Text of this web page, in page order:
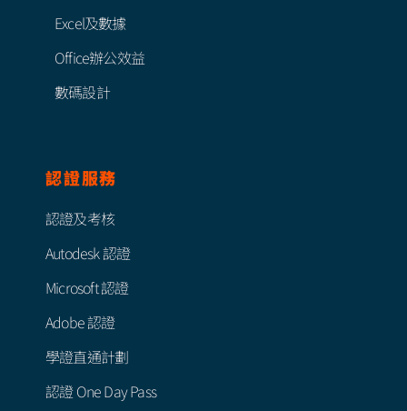
Excel及數據
Office辦公效益
數碼設計
認證服務
認證及考核
Autodesk 認證
Microsoft 認證
Adobe 認證
學證直通計劃
認證 One Day Pass